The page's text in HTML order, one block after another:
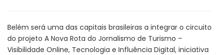
Belém será uma das capitais brasileiras a integrar o circuito
do projeto A Nova Rota do Jornalismo de Turismo –
Visibilidade Online, Tecnologia e Influência Digital, iniciativa